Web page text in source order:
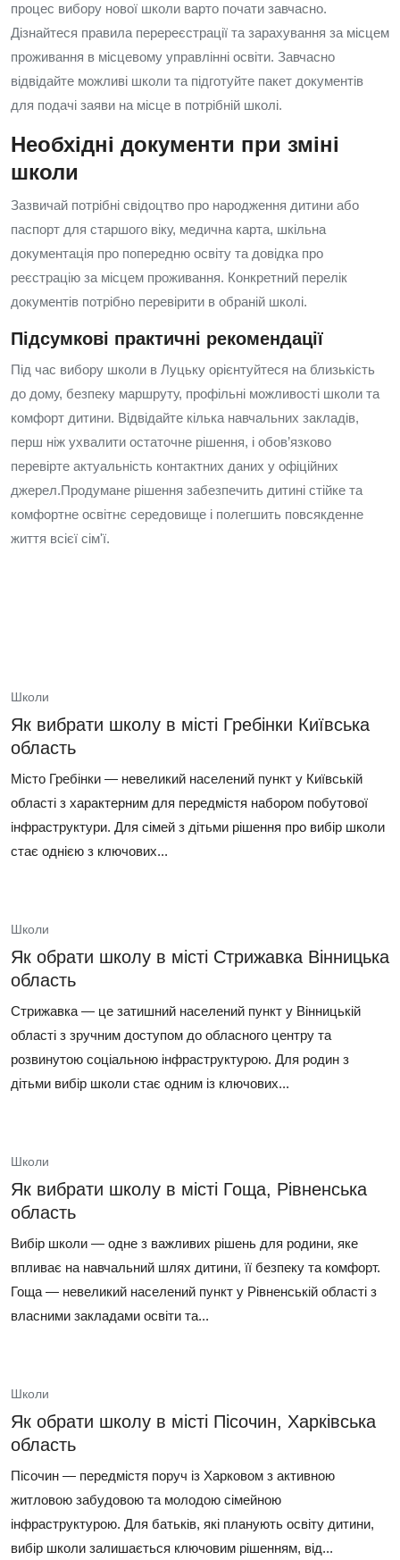
процес вибору нової школи варто почати завчасно.
Дізнайтеся правила перереєстрації та зарахування за місцем
проживання в місцевому управлінні освіти. Завчасно
відвідайте можливі школи та підготуйте пакет документів
для подачі заяви на місце в потрібній школі.
Необхідні документи при зміні
школи
Зазвичай потрібні свідоцтво про народження дитини або
паспорт для старшого віку, медична карта, шкільна
документація про попередню освіту та довідка про
реєстрацію за місцем проживання. Конкретний перелік
документів потрібно перевірити в обраній школі.
Підсумкові практичні рекомендації
Під час вибору школи в Луцьку орієнтуйтеся на близькість
до дому, безпеку маршруту, профільні можливості школи та
комфорт дитини. Відвідайте кілька навчальних закладів,
перш ніж ухвалити остаточне рішення, і обов’язково
перевірте актуальність контактних даних у офіційних
джерел.Продумане рішення забезпечить дитині стійке та
комфортне освітнє середовище і полегшить повсякденне
життя всієї сім'ї.
Школи
Як вибрати школу в місті Гребінки Київська
область
Місто Гребінки — невеликий населений пункт у Київській
області з характерним для передмістя набором побутової
інфраструктури. Для сімей з дітьми рішення про вибір школи
стає однією з ключових...
Школи
Як обрати школу в місті Стрижавка Вінницька
область
Стрижавка — це затишний населений пункт у Вінницькій
області з зручним доступом до обласного центру та
розвинутою соціальною інфраструктурою. Для родин з
дітьми вибір школи стає одним із ключових...
Школи
Як вибрати школу в місті Гоща, Рівненська
область
Вибір школи — одне з важливих рішень для родини, яке
впливає на навчальний шлях дитини, її безпеку та комфорт.
Гоща — невеликий населений пункт у Рівненській області з
власними закладами освіти та...
Школи
Як обрати школу в місті Пісочин, Харківська
область
Пісочин — передмістя поруч із Харковом з активною
житловою забудовою та молодою сімейною
інфраструктурою. Для батьків, які планують освіту дитини,
вибір школи залишається ключовим рішенням, від...